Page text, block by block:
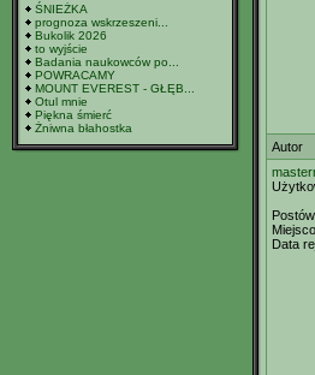
ŚNIEŻKA
prognoza wskrzeszeni...
Bukolik 2026
to wyjście
Badania naukowców po...
POWRACAMY
MOUNT EVEREST - GŁĘB...
Otul mnie
Piękna śmierć
Żniwna błahostka
Autor
Data